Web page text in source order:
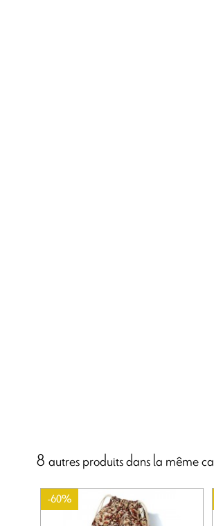
8 autres produits dans la même
-60%